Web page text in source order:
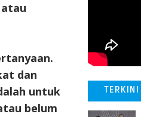
dan
untuk
belum
TERKINI